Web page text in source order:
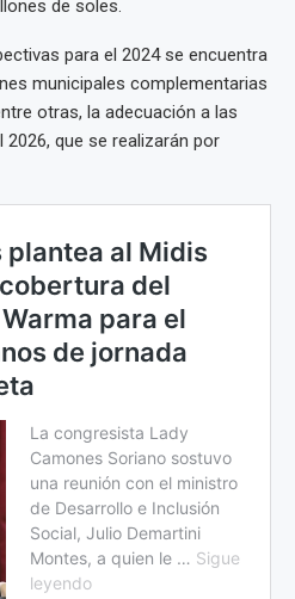
de soles.
para el 2024 se encuentra
municipales complementarias
otras, la adecuación a las
que se realizarán por